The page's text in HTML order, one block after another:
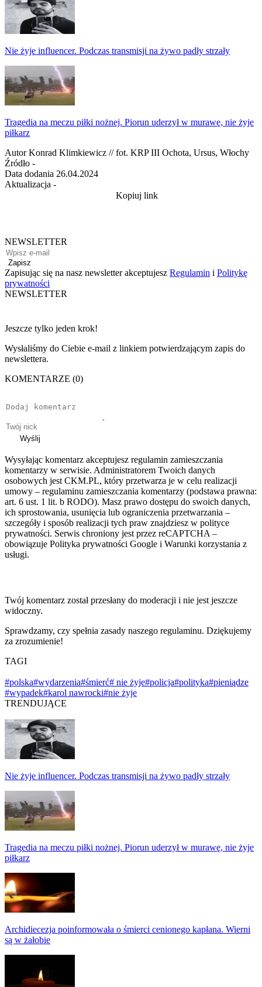
Nie żyje influencer. Podczas transmisji na żywo padły strzały
Tragedia na meczu piłki nożnej. Piorun uderzył w murawę, nie żyje
piłkarz
Autor Konrad Klimkiewicz // fot. KRP III Ochota, Ursus, Włochy
Źródło -
Data dodania 26.04.2024
Aktualizacja -
Kopiuj link
NEWSLETTER
Zapisz
Zapisując się na nasz newsletter akceptujesz Regulamin i Politykę
prywatności
NEWSLETTER
Jeszcze tylko jeden krok!
Wysłaliśmy do Ciebie e-mail z linkiem potwierdzającym zapis do
newslettera.
KOMENTARZE (0)
Wyślij
Wysyłając komentarz akceptujesz regulamin zamieszczania
komentarzy w serwisie. Administratorem Twoich danych
osobowych jest CKM.PL, który przetwarza je w celu realizacji
umowy – regulaminu zamieszczania komentarzy (podstawa prawna:
art. 6 ust. 1 lit. b RODO). Masz prawo dostępu do swoich danych,
ich sprostowania, usunięcia lub ograniczenia przetwarzania –
szczegóły i sposób realizacji tych praw znajdziesz w polityce
prywatności. Serwis chroniony jest przez reCAPTCHA –
obowiązuje Polityka prywatności Google i Warunki korzystania z
usługi.
Twój komentarz został przesłany do moderacji i nie jest jeszcze
widoczny.
Sprawdzamy, czy spełnia zasady naszego regulaminu. Dziękujemy
za zrozumienie!
TAGI
#polska#wydarzenia#śmierć# nie żyje#policja#polityka#pieniądze
#wypadek#karol nawrocki#nie żyje
TRENDUJĄCE
Nie żyje influencer. Podczas transmisji na żywo padły strzały
Tragedia na meczu piłki nożnej. Piorun uderzył w murawę, nie żyje
piłkarz
Archidiecezja poinformowała o śmierci cenionego kapłana. Wierni
są w żałobie